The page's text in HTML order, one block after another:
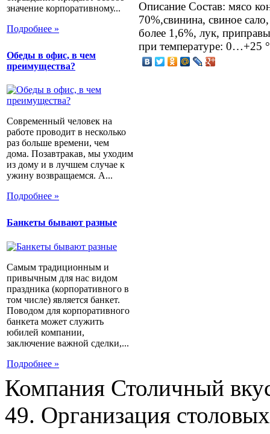
значение корпоративному...
Подробнее »
Обеды в офис, в чем
преимущества?
Современный человек на
работе проводит в несколько
раз больше времени, чем
дома. Позавтракав, мы уходим
из дому и в лучшем случае к
ужину возвращаемся. А...
Подробнее »
Банкеты бывают разные
Самым традиционным и
привычным для нас видом
праздника (корпоративного в
том числе) является банкет.
Поводом для корпоративного
банкета может служить
юбилей компании,
заключение важной сделки,...
Подробнее »
Описание Состав: мясо
70%,свинина, свиное
более 1,6%, лук,
при температуре: 0…+25
Компания Столичный
49. Организация